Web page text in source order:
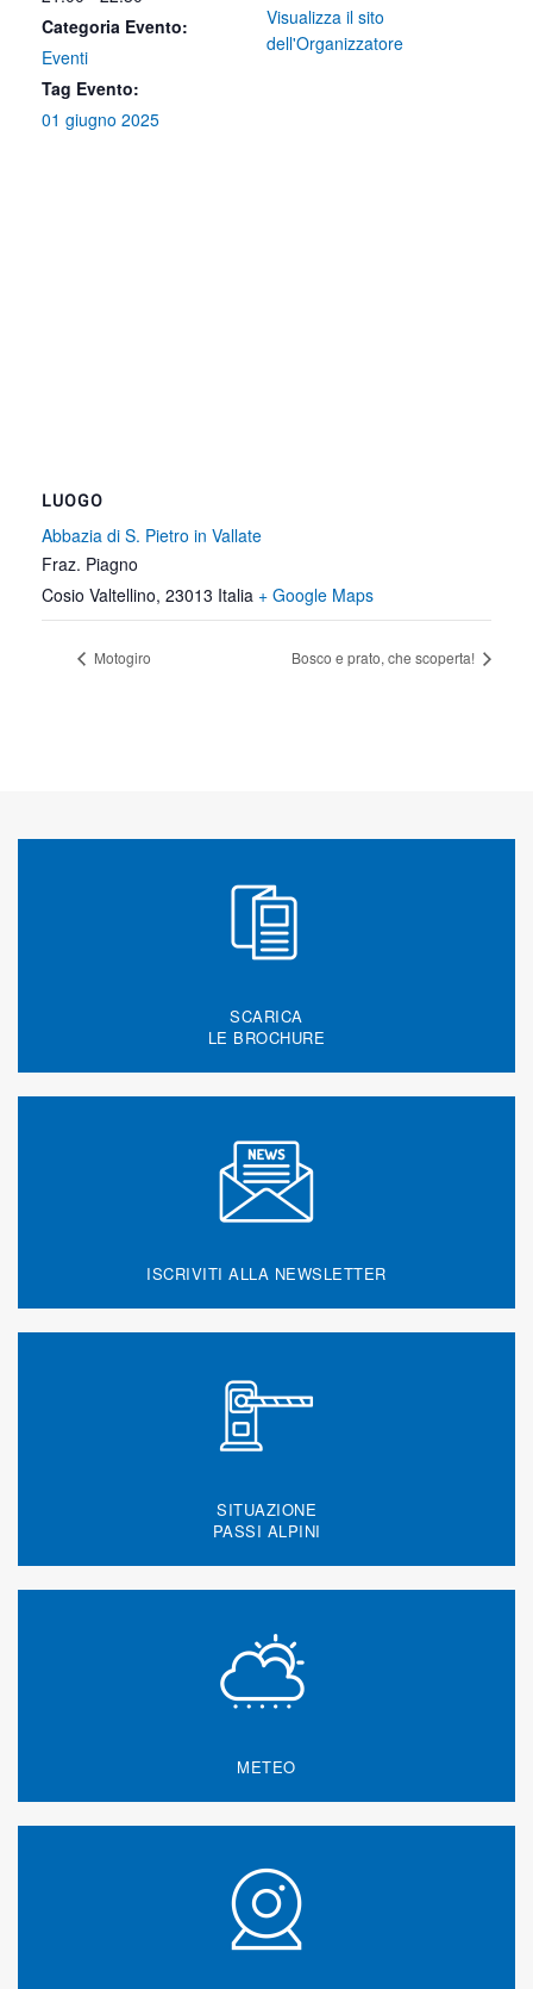
Categoria Evento:
Eventi
Tag Evento:
01 giugno 2025
Visualizza il sito
dell'Organizzatore
LUOGO
Abbazia di S. Pietro in Vallate
Fraz. Piagno
Cosio Valtellino, 23013 Italia + Google Maps
Motogiro Bosco e prato, che scoperta!
SCARICA
LE BROCHURE
ISCRIVITI ALLA NEWSLETTER
SITUAZIONE
PASSI ALPINI
METEO